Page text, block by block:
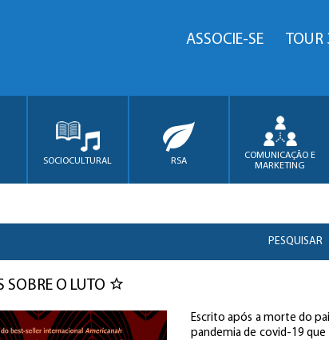
ASSOCIE-SE TOUR
SOCIOCULTURAL RSA
COMUNICAÇÃO E
MARKETING
PESQUISAR
SOBRE O LUTO
Escrito após a morte do
pandemia de covid-19